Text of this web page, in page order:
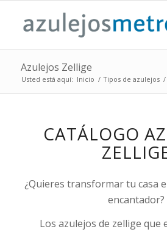
Azulejos Zellige
Usted está aquí: Inicio / Tipos de azulejos /
CATÁLOGO
¿Quieres transformar tu casa
encantador?
Los azulejos de zellige que